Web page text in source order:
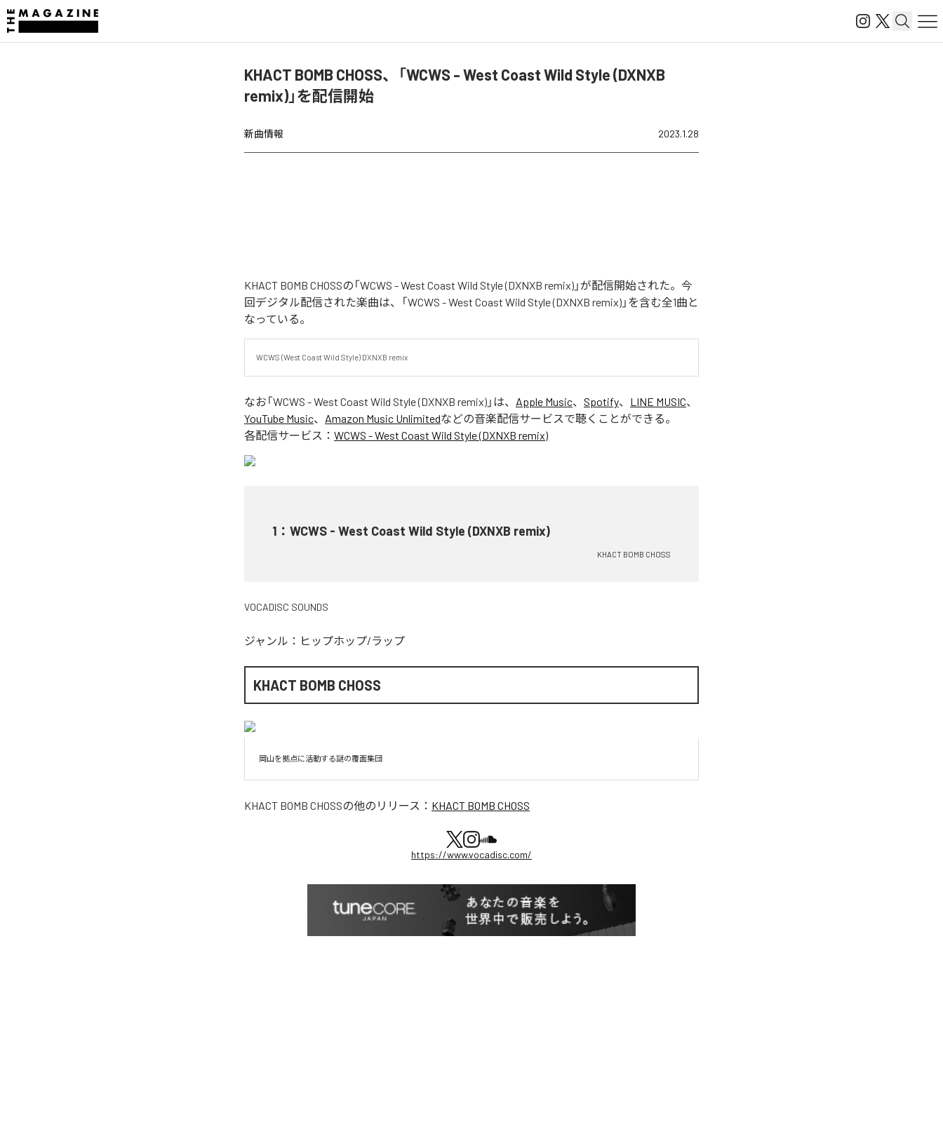
KHACT BOMB CHOSS、「WCWS - West Coast Wild Style (DXNXB
remix)」を配信開始
新曲情報 2023.1.28
KHACT BOMB CHOSSの「WCWS - West Coast Wild Style (DXNXB remix)」が配信開始された。今
回デジタル配信された楽曲は、「WCWS - West Coast Wild Style (DXNXB remix)」を含む全1曲と
なっている。
WCWS (West Coast Wild Style) DXNXB remix
なお「WCWS - West Coast Wild Style (DXNXB remix) 」は、 Apple Music、 Spotify、 LINE MUSIC、
YouTube Music、 Amazon Music Unlimitedなどの音楽配信サービスで聴くことができる。
各配信サービス： WCWS - West Coast Wild Style (DXNXB remix)
1 ： WCWS - West Coast Wild Style (DXNXB remix)
KHACT BOMB CHOSS
VOCADISC SOUNDS
ジャンル： ヒップホップ/ラップ
KHACT BOMB CHOSS
岡⼭を拠点に活動する謎の覆⾯集団
KHACT BOMB CHOSSの他のリリース： KHACT BOMB CHOSS
https://www.vocadisc.com/